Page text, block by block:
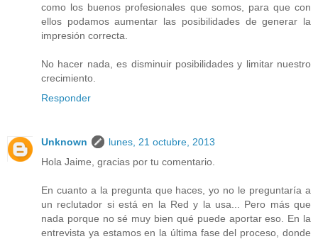
como los buenos profesionales que somos, para que con
ellos podamos aumentar las posibilidades de generar la
impresión correcta.
No hacer nada, es disminuir posibilidades y limitar nuestro
crecimiento.
Responder
Unknown
lunes, 21 octubre, 2013
Hola Jaime, gracias por tu comentario.
En cuanto a la pregunta que haces, yo no le preguntaría a
un reclutador si está en la Red y la usa... Pero más que
nada porque no sé muy bien qué puede aportar eso. En la
entrevista ya estamos en la última fase del proceso, donde